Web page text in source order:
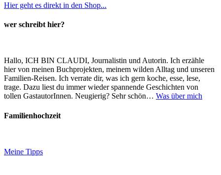
Hier geht es direkt in den Shop...
wer schreibt hier?
Hallo, ICH BIN CLAUDI, Journalistin und Autorin. Ich erzähle
hier von meinen Buchprojekten, meinem wilden Alltag und unseren
Familien-Reisen. Ich verrate dir, was ich gern koche, esse, lese,
trage. Dazu liest du immer wieder spannende Geschichten von
tollen GastautorInnen. Neugierig? Sehr schön… Was über mich
Familienhochzeit
Meine Tipps